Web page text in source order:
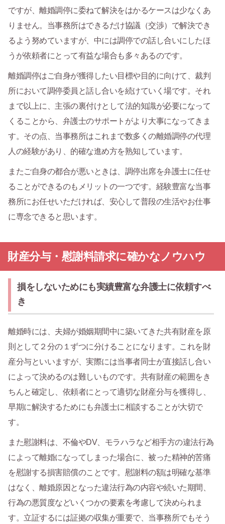
ですが、離婚調停に委ねて解決をはかるケースは少なくあ
りません。当事務所はできるだけ協議（交渉）で解決でき
るよう努めていますが、中には調停での話し合いにしたほ
うが依頼者にとって有益な場合も多々あるのです。
離婚調停はご自身が獲得したい目標や目的に向けて、裁判
所において調停委員と話し合いを続けていく場です。それ
まで以上に、主張の裏付けとして法的知識が必要になって
くることから、弁護士のサポートがより大事になってきま
す。その点、当事務所はこれまで数多くの離婚調停の代理
人の経験があり、的確な進め方を熟知しています。
またご自身の都合が悪いときは、調停出席を弁護士に任せ
ることができるのもメリットの一つです。経験豊富な当事
務所にお任せいただければ、安心して普段の生活やお仕事
に専念できると思います。
財産分与・慰謝料請求に確かなノウハウ
損をしないためにも実績豊富な弁護士に依頼すべ
き
離婚時には、夫婦が婚姻期間中に築いてきた共有財産を原
則として２分の１ずつに分けることになります。これを財
産分与といいますが、実際には当事者同士が直接話し合い
によって決めるのは難しいものです。共有財産の範囲をき
ちんと確定し、依頼者にとって適切な財産分与を獲得し、
早期に解決するためにも弁護士に相談することが大切で
す。
また慰謝料は、不倫やDV、モラハラなど相手方の違法行為
によって離婚になってしまった場合に、被った精神的苦痛
を慰謝する損害賠償のことです。慰謝料の額は明確な基準
はなく、離婚原因となった違法行為の内容や続いた期間、
行為の悪質度などいくつかの要素を考慮して決められま
す。立証するには証拠の収集が重要で、当事務所でもそう